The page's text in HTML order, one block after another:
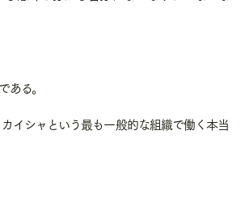
ある。
イシャという最も一般的な組織で働く本当